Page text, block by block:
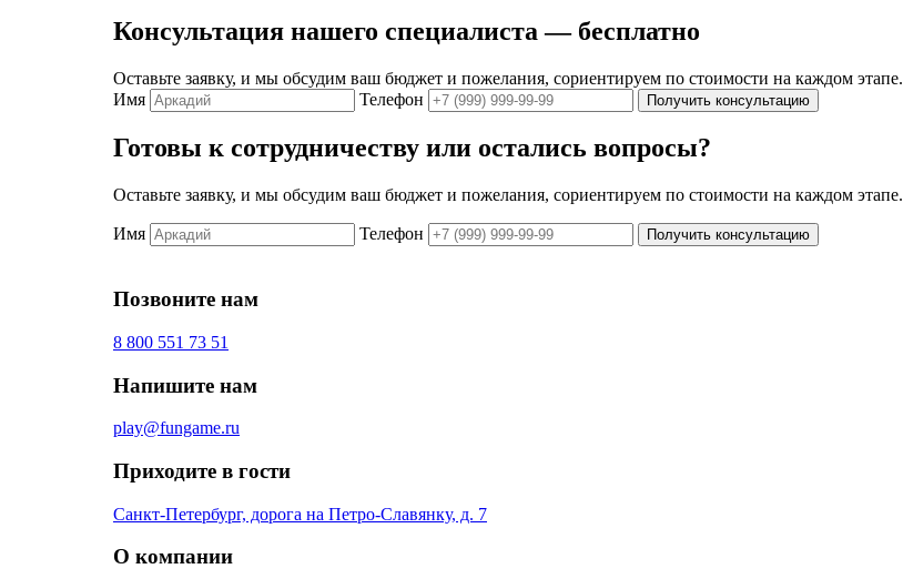
Консультация нашего специалиста — бесплатно
Оставьте заявку, и мы обсудим ваш бюджет и пожелания, сориентируем по стоимости на каждом этапе.
Имя
Телефон Получить консультацию
Готовы к сотрудничеству или остались вопросы?
Оставьте заявку, и мы обсудим ваш бюджет и пожелания, сориентируем по стоимости на каждом этапе.
Имя Телефон Получить консультацию
Позвоните нам
8 800 551 73 51
Напишите нам
play@fungame.ru
Приходите в гости
Санкт-Петербург, дорога на Петро-Славянку, д. 7
О компании